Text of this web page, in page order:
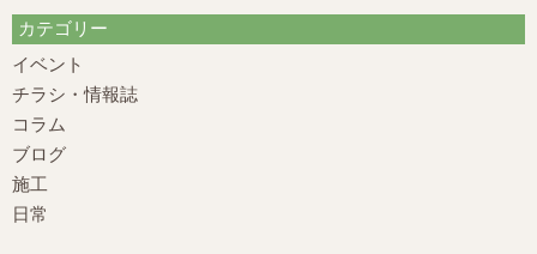
カテゴリー
イベント
チラシ・情報誌
コラム
ブログ
施工
日常